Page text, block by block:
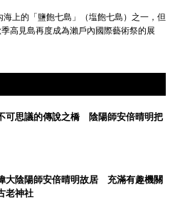
上的「鹽飽七島」（塩飽七島）之一，但
高見島再度成為瀨戶內國際藝術祭的展
可思議的傳說之橋 陰陽師安倍晴明把
大陰陽師安倍晴明故居 充滿有趣機關
老神社